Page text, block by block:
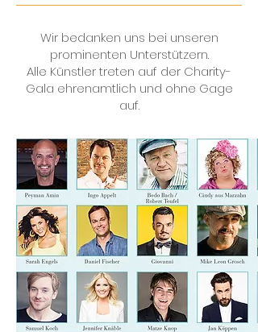
Wir bedanken uns bei unseren
prominenten Unterstützern.
Alle Künstler treten auf der Charity-
Gala ehrenamtlich und ohne Gage
auf.